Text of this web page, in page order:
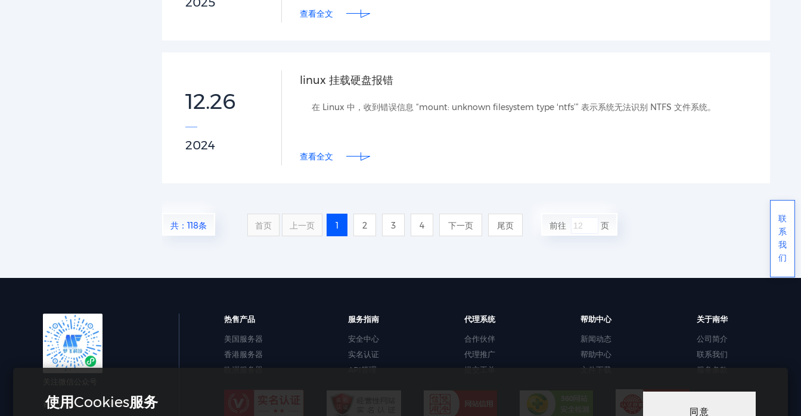
查看全文
12.26
2024
linux 挂载硬盘报错
在 Linux 中，收到错误信息 “mount: unknown filesystem type 'ntfs’” 表示系统无法识别 NTFS 文件系统。
查看全文
共：118条 首页 上一页 1 2 3 4 下一页 尾页 前往 页
关注微信公众号
咨询电话：075583692750
热售产品
美国服务器
香港服务器
欧洲服务器
服务指南
安全中心
实名认证
API管理
代理系统
合作伙伴
代理推广
提交工单
帮助中心
新闻动态
帮助中心
文件下载
关于南华
公司简介
联系我们
服务条款
联
系
我
们
使用Cookies服务
同意